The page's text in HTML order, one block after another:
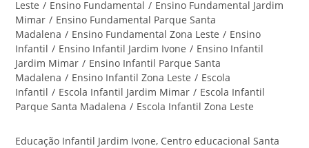
Leste / Ensino Fundamental / Ensino Fundamental Jardim
Mimar / Ensino Fundamental Parque Santa
Madalena / Ensino Fundamental Zona Leste / Ensino
Infantil / Ensino Infantil Jardim Ivone / Ensino Infantil
Jardim Mimar / Ensino Infantil Parque Santa
Madalena / Ensino Infantil Zona Leste / Escola
Infantil / Escola Infantil Jardim Mimar / Escola Infantil
Parque Santa Madalena / Escola Infantil Zona Leste
Educação Infantil Jardim Ivone, Centro educacional Santa